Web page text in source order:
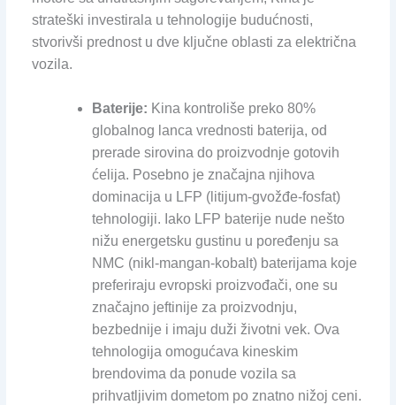
strateški investirala u tehnologije budućnosti,
stvorivši prednost u dve ključne oblasti za električna
vozila.
Baterije: Kina kontroliše preko 80%
globalnog lanca vrednosti baterija, od
prerade sirovina do proizvodnje gotovih
ćelija. Posebno je značajna njihova
dominacija u LFP (litijum-gvožđe-fosfat)
tehnologiji. Iako LFP baterije nude nešto
nižu energetsku gustinu u poređenju sa
NMC (nikl-mangan-kobalt) baterijama koje
preferiraju evropski proizvođači, one su
značajno jeftinije za proizvodnju,
bezbednije i imaju duži životni vek. Ova
tehnologija omogućava kineskim
brendovima da ponude vozila sa
prihvatljivim dometom po znatno nižoj ceni.